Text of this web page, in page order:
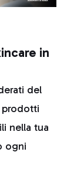
in
del
nella tua
ogni